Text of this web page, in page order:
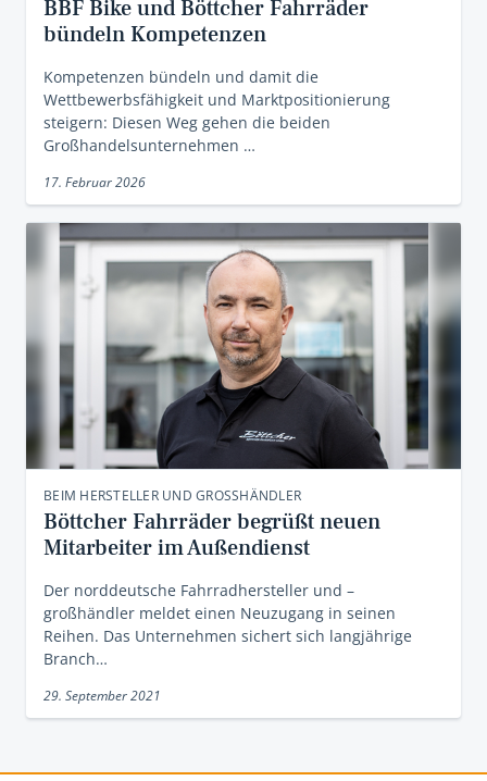
BBF Bike und Böttcher Fahrräder
bündeln Kompetenzen
Kompetenzen bündeln und damit die
Wettbewerbsfähigkeit und Marktpositionierung
steigern: Diesen Weg gehen die beiden
Großhandelsunternehmen …
17. Februar 2026
BEIM HERSTELLER UND GROSSHÄNDLER
Böttcher Fahrräder begrüßt neuen
Mitarbeiter im Außendienst
Der norddeutsche Fahrradhersteller und –
großhändler meldet einen Neuzugang in seinen
Reihen. Das Unternehmen sichert sich langjährige
Branch…
29. September 2021